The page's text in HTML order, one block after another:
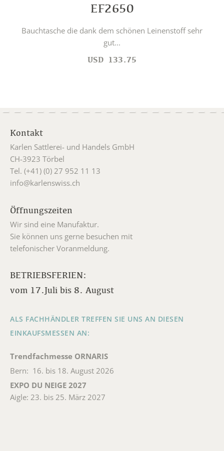
EF2650
Bauchtasche die dank dem schönen Leinenstoff sehr
gut...
USD 133.75
Kontakt
Karlen Sattlerei- und Handels GmbH
CH-3923 Törbel
Tel. (+41) (0) 27 952 11 13
info@karlenswiss.ch
Öffnungszeiten
Wir sind eine Manufaktur.
Sie können uns gerne besuchen mit
telefonischer Voranmeldung.
BETRIEBSFERIEN:
vom 17.Juli bis 8. August
ALS FACHHÄNDLER TREFFEN SIE UNS AN DIESEN
EINKAUFSMESSEN AN:
Trendfachmesse ORNARIS
Bern: 16. bis 18. August 2026
EXPO DU NEIGE 2027
Aigle: 23. bis 25. März 2027